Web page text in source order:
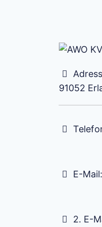
91052
E-Mail:
2. E-